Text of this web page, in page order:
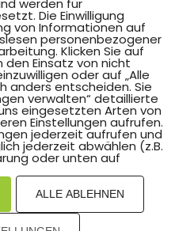
2008
9,
Hamm
2008 e.V.
by PASSGEBER
werden für
Die Einwilligung
von Informationen auf
personenbezogener
Klicken Sie auf
den Einsatz von nicht
oder auf „Alle
anders entscheiden. Sie
verwalten“ detaillierte
eingesetzten Arten von
Einstellungen aufrufen.
jederzeit aufrufen und
jederzeit abwählen (z.B.
oder unten auf
ALLE ABLEHNEN